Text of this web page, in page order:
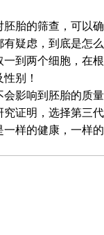
胎的筛查，可以确
疑虑，到底是怎么
到两个细胞，在根
别！
影响到胚胎的质量
证明，选择第三代
样的健康，一样的